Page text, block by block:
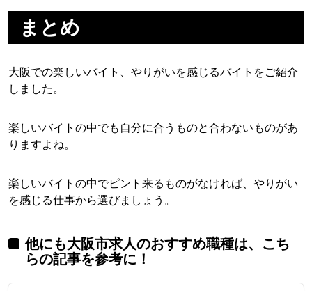
まとめ
大阪での楽しいバイト、やりがいを感じるバイトをご紹介
しました。
楽しいバイトの中でも自分に合うものと合わないものがあ
りますよね。
楽しいバイトの中でピント来るものがなければ、やりがい
を感じる仕事から選びましょう。
他にも大阪市求人のおすすめ職種は、こち
らの記事を参考に！